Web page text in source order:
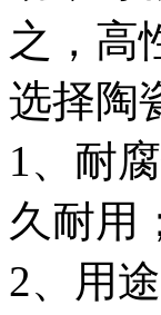
之，高
选择陶
1、耐
久耐用
2、用